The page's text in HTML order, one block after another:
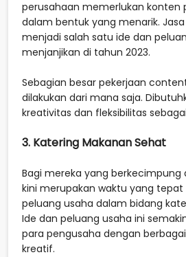
perusahaan memerlukan konten
dalam bentuk yang menarik.
menjadi salah satu ide dan
menjanjikan di tahun 2023.
Sebagian besar pekerjaan
dilakukan dari mana saja.
kreativitas dan fleksibilitas
3. Katering Makanan Sehat
Bagi mereka yang berkecimpung
kini merupakan waktu yang
peluang usaha dalam bidang
Ide dan peluang usaha ini
para pengusaha dengan
kreatif.